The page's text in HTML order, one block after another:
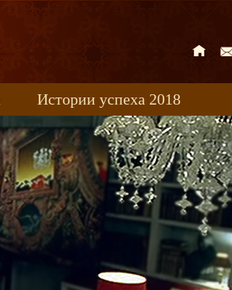
Истории успеха 2018